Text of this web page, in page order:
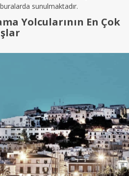
sunulmaktadır.
Yolcularının En Çok